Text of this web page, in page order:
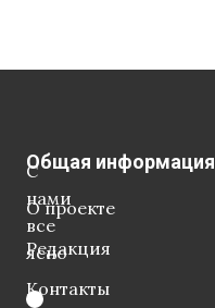
С
нами
все
ясно
Общая информация
О проекте
Редакция
Контакты